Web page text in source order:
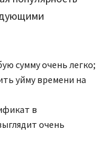
сумму очень легко;
уйму времени на
в
очень